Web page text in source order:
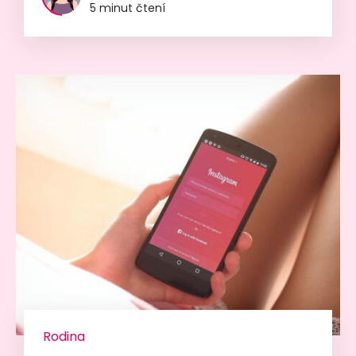
5 minut čtení
Rodina